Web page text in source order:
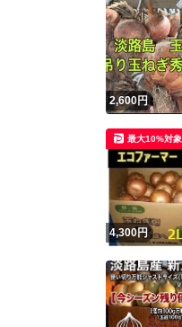
2,600円
4,300円
最大10%対象